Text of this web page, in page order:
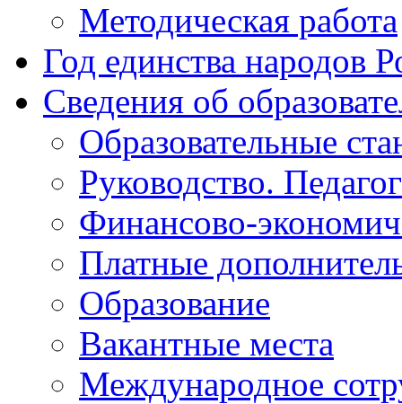
Методическая работа
Год единства народов
Сведения об
Образовательные
Руководство.
Финансово-
Платные
Образование
Вакантные места
Международное